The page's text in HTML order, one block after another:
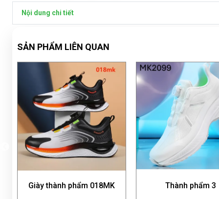
Nội dung chi tiết
SẢN PHẨM LIÊN QUAN
018MK Thành phẩm 3 Giày